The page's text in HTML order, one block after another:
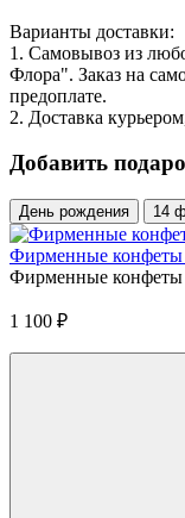
Варианты доставки:
1. Самовывоз из
Флора". Заказ на
предоплате.
2. Доставка
Добавить
День рождения 14
Фирменные
Фирменные
1 100 ₽